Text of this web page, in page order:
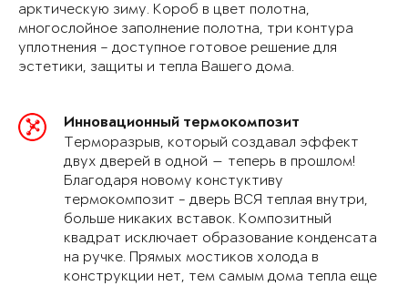
арктическую зиму. Короб в цвет полотна,
многослойное заполнение полотна, три контура
уплотнения – доступное готовое решение для
эстетики, защиты и тепла Вашего дома.
Инновационный термокомпозит
Терморазрыв, который создавал эффект
двух дверей в одной — теперь в прошлом!
Благодаря новому констуктиву
термокомпозит - дверь ВСЯ теплая внутри,
больше никаких вставок. Композитный
квадрат исключает образование конденсата
на ручке. Прямых мостиков холода в
конструкции нет, тем самым дома тепла еще